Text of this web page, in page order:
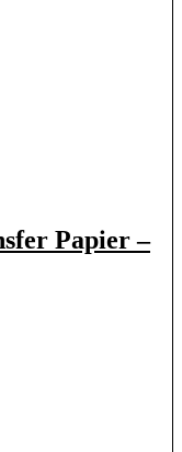
Papier –